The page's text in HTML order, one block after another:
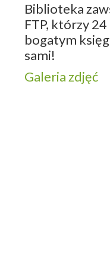
Biblioteka
FTP, którzy
bogatym
sami!
Galeria zdjęć